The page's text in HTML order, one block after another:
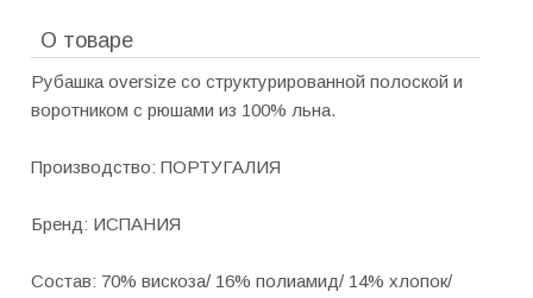
О товаре
Рубашка oversize со структурированной полоской и
воротником с рюшами из 100% льна.
Производство: ПОРТУГАЛИЯ
Бренд: ИСПАНИЯ
Состав: 70% вискоза/ 16% полиамид/ 14% хлопок/